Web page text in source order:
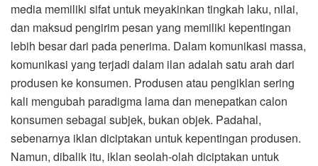
media memiliki sifat untuk meyakinkan tingkah laku, nilai,
dan maksud pengirim pesan yang memiliki kepentingan
lebih besar dari pada penerima. Dalam komunikasi massa,
komunikasi yang terjadi dalam ilan adalah satu arah dari
produsen ke konsumen. Produsen atau pengiklan sering
kali mengubah paradigma lama dan menepatkan calon
konsumen sebagai subjek, bukan objek. Padahal,
sebenarnya iklan diciptakan untuk kepentingan produsen.
Namun, dibalik itu, iklan seolah-olah diciptakan untuk